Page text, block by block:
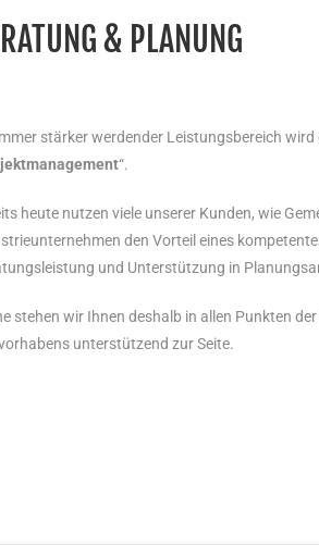
& PLANUNG
stärker werdender Leistungsbereich
“.
heute nutzen viele unserer Kunden, wie
den Vorteil eines
und Unterstützung in
stehen wir Ihnen deshalb in allen Punkten
unterstützend zur Seite.